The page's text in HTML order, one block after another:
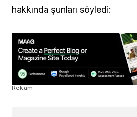
hakkında şunları söyledi:
Reklam